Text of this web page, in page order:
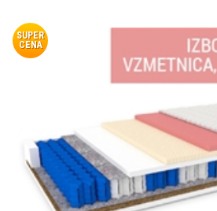
SUPER
CENA